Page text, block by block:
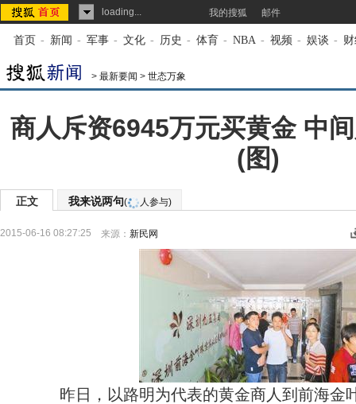
loading... 我的搜狐 邮件
首页 - 新闻 - 军事 - 文化 - 历史 - 体育 - NBA - 视频 - 娱谈 -
> 最新要闻 > 世态万象
商人斥资6945万元买黄金 中
(图)
正文 我来说两句( 人参与)
2015-06-16 08:27:25 来源： 新民网
昨日，以路明为代表的黄金商人到前海金